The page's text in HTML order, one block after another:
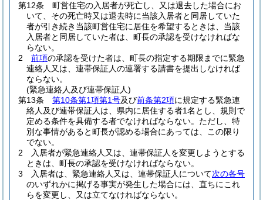
第12条
町営住宅の入居者が死亡し、又は退去した場合にお
いて、その死亡時又は退去時に当該入居者と同居していた
者が引き続き当該町営住宅に居住を希望するときは、当該
入居者と同居していた者は、町長の承認を受けなければな
らない。
2
前項の承認を受けた者は、町長の指定する期限までに緊急
連絡人又は、連帯保証人の連署する請書を提出しなければ
ならない。
(緊急連絡人及び連帯保証人)
第13条
第10条第1項第1号及び前条第2項に規定する緊急連
絡人及び連帯保証人は、県内に居住する者1名とし、規則で
定める条件を具備する者でなければならない。 ただし、特
別な事情があると町長が認める場合にあっては、この限り
でない。
2
入居者が緊急連絡人又は、連帯保証人を変更しようとする
ときは、町長の承認を受けなければならない。
3
入居者は、緊急連絡人又は、連帯保証人について次の各号
のいずれかに掲げる事実が発生した場合には、直ちにこれ
らを変更し、又は立てなければならない。